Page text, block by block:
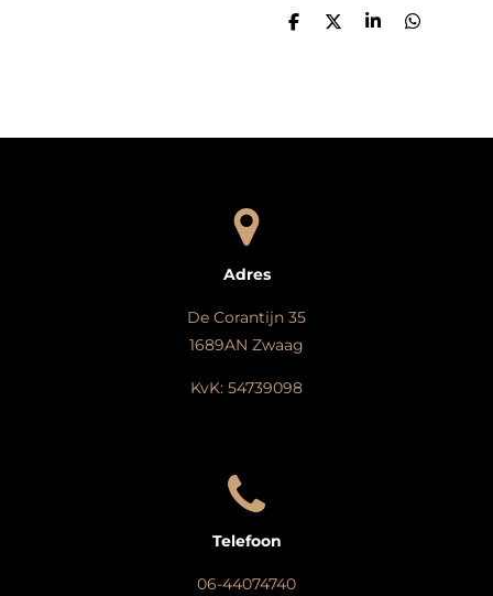
D
D
S
D
Adres
De Corantijn 35
1689AN Zwaag
KvK: 54739098
Telefoon
06-44074740